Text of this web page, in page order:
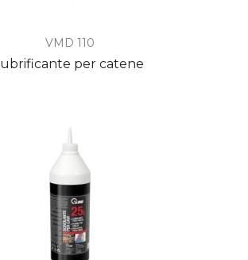
VMD 110
lubrificante per catene